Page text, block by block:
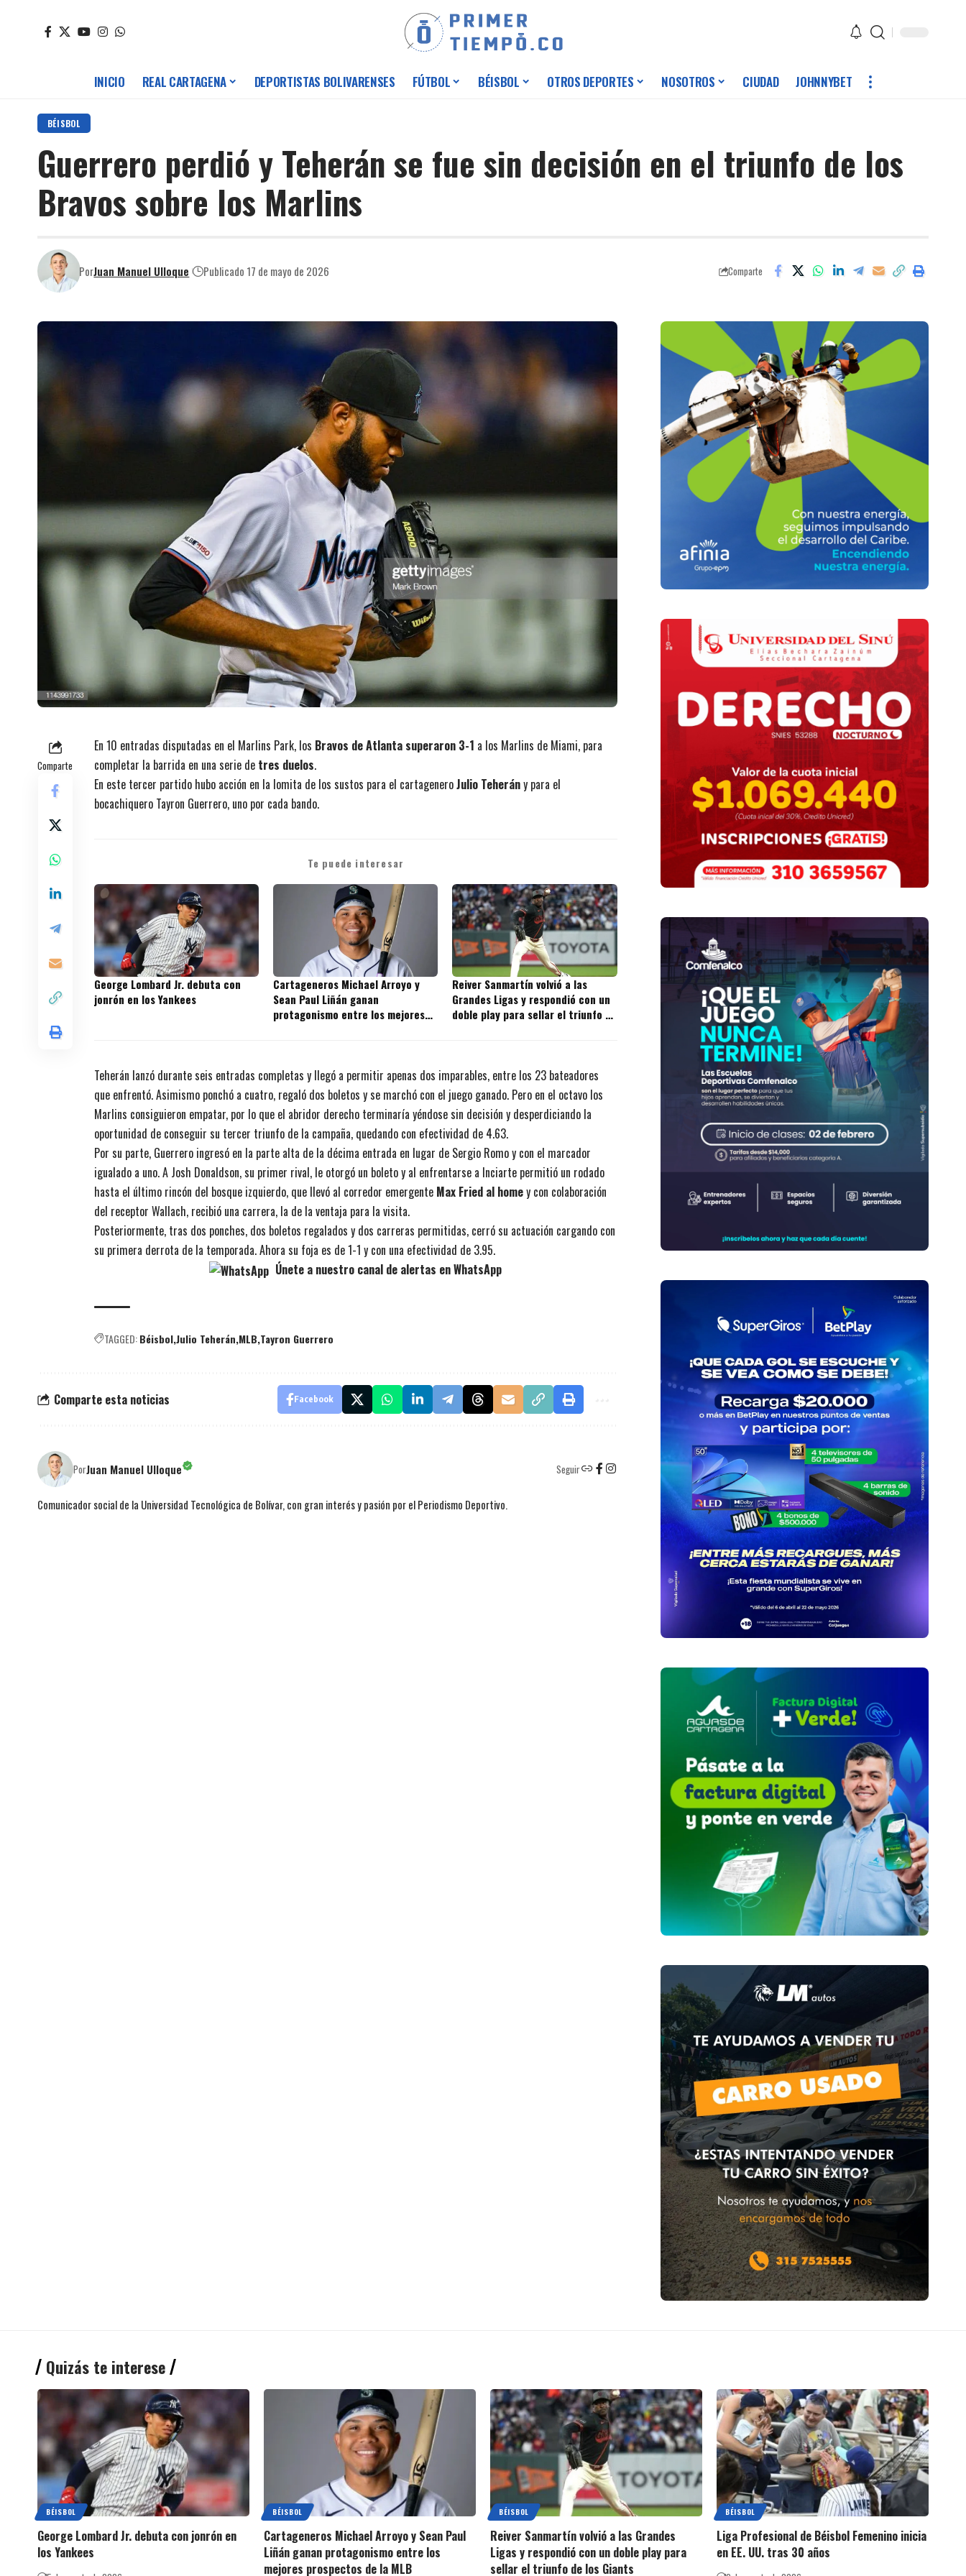
INICIO REAL CARTAGENA DEPORTISTAS BOLIVARENSES FÚTBOL BÉISBOL OTROS DEPORTES NOSOTROS CIUDAD JOHNNYBET
BÉISBOL
Guerrero perdió y Teherán se fue sin decisión en el triunfo de los
Bravos sobre los Marlins
PorJuan Manuel Ulloque Publicado 17 de mayo de 2026 Comparte
Comparte
En 10 entradas disputadas en el Marlins Park, los Bravos de Atlanta superaron 3-1 a los Marlins de Miami, para
completar la barrida en una serie de tres duelos.
En este tercer partido hubo acción en la lomita de los sustos para el cartageneroJulio Teherány para el
bocachiquero Tayron Guerrero, uno por cada bando.
Te puede interesar
George Lombard Jr. debuta con
jonrón en los Yankees
Cartageneros Michael Arroyo y
Sean Paul Liñán ganan
protagonismo entre los mejores
Reiver Sanmartín volvió a las
Grandes Ligas y respondió con un
doble play para sellar el triunfo de
Teherán lanzó durante seis entradas completas y llegó a permitir apenas dos imparables, entre los 23 bateadores
que enfrentó. Asimismo ponchó a cuatro, regaló dos boletos y se marchó con el juego ganado. Pero en el octavo los
Marlins consiguieron empatar, por lo que el abridor derecho terminaría yéndose sin decisión y desperdiciando la
oportunidad de conseguir su tercer triunfo de la campaña, quedando con efectividad de 4.63.
Por su parte, Guerrero ingresó en la parte alta de la décima entrada en lugar de Sergio Romo y con el marcador
igualado a uno. A Josh Donaldson, su primer rival, le otorgó un boleto y al enfrentarse a Inciarte permitió un rodado
hasta el último rincón del bosque izquierdo, que llevó al corredor emergente Max Fried al homey con colaboración
del receptor Wallach, recibió una carrera, la de la ventaja para la visita.
Posteriormente, tras dos ponches, dos boletos regalados y dos carreras permitidas, cerró su actuación cargando con
su primera derrota de la temporada. Ahora su foja es de 1-1 y con una efectividad de 3.95.
Únete a nuestro canal de alertas en WhatsApp
TAGGED:BéisbolJulio Teherán MLB Tayron Guerrero
Comparte esta noticias Facebook
PorJuan Manuel Ulloque Seguir
Comunicador social de la Universidad Tecnológica de Bolívar, con gran interés y pasión por el Periodismo Deportivo.
Quizás te interese
BÉISBOL
George Lombard Jr. debuta con jonrón en
los Yankees
BÉISBOL
Cartageneros Michael Arroyo y Sean Paul
Liñán ganan protagonismo entre los
mejores prospectos de la MLB
BÉISBOL
Reiver Sanmartín volvió a las Grandes
Ligas y respondió con un doble play para
sellar el triunfo de los Giants
BÉISBOL
Liga Profesional de Béisbol Femenino inicia
en EE. UU. tras 30 años